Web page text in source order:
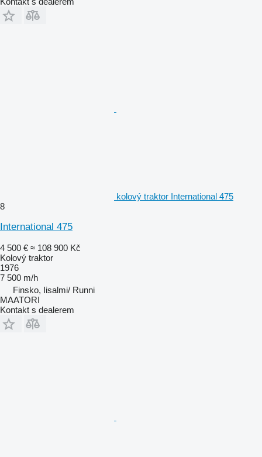
kolový traktor International 475
8
International 475
4 500 € ≈ 108 900 Kč
Kolový traktor
1976
7 500 m/h
Finsko, Iisalmi/ Runni
MAATORI
Kontakt s dealerem